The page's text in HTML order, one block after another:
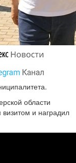
области
и наградил